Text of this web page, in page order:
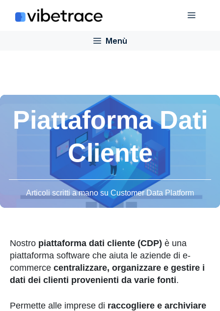
Menù
Menù
Piattaforma Dati
Cliente
Articoli scritti a mano su Customer Data Platform
Nostro piattaforma dati cliente (CDP) è una
piattaforma software che aiuta le aziende di e-
commerce centralizzare, organizzare e gestire i
dati dei clienti provenienti da varie fonti.
Permette alle imprese di raccogliere e archiviare